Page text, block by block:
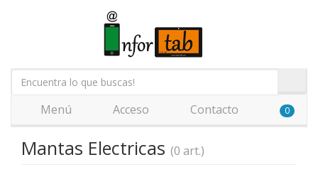
Menú Acceso Contacto 0
Mantas Electricas (0 art.)